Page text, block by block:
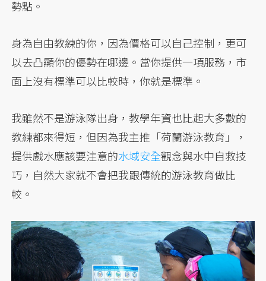
勢點。
身為自由教練的你，因為價格可以自己控制，更可
以去凸顯你的優勢在哪邊。當你提供一項服務，市
面上沒有標準可以比較時，你就是標準。
我雖然不是游泳隊出身，教學年資也比起大多數的
教練都來得短，但因為我主推「荷蘭游泳教育」，
提供戲水應該要注意的水域安全觀念與水中自救技
巧，自然大家就不會把我跟傳統的游泳教育做比
較。